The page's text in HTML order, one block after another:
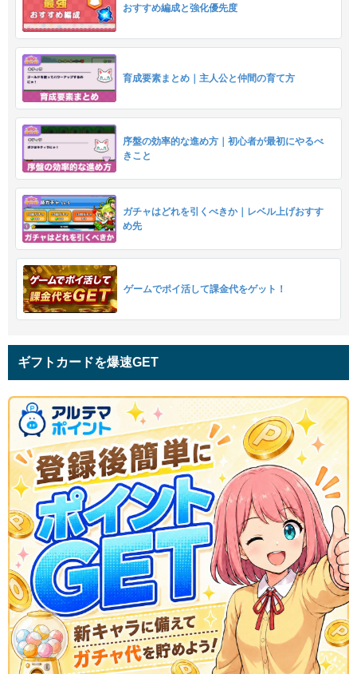
おすすめ編成と強化優先度
育成要素まとめ｜主人公と仲間の育て方
序盤の効率的な進め方｜初心者が最初にやるべ
きこと
ガチャはどれを引くべきか｜レベル上げおすす
め先
ゲームでポイ活して課金代をゲット！
ギフトカードを爆速GET